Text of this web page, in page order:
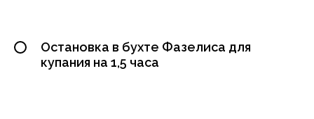
Остановка в бухте Фазелиса для
купания на 1,5 часа